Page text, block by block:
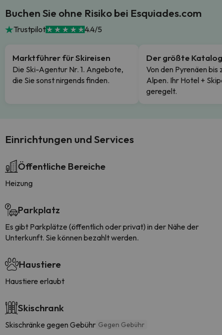
Buchen Sie ohne Risiko bei Esquiades.com
Trustpilot 4.4/5
Marktführer für Skireisen
Die Ski-Agentur Nr. 1. Angebote,
die Sie sonst nirgends finden.
Der größte Katalog
Von den Pyrenäen bis
Alpen. Ihr Hotel +
geregelt.
Einrichtungen und Services
Öffentliche Bereiche
Heizung
Parkplatz
Es gibt Parkplätze (öffentlich oder privat) in der Nähe der
Unterkunft. Sie können bezahlt werden.
Haustiere
Haustiere erlaubt
Skischrank
Skischränke gegen Gebühr Gegen Gebühr